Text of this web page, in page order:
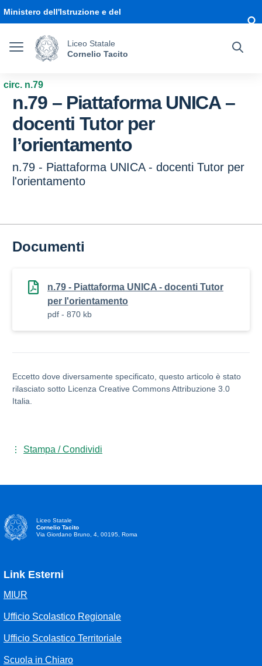
Ministero dell'Istruzione e del
Liceo Statale
Cornelio Tacito
circ. n.79
n.79 – Piattaforma UNICA –
docenti Tutor per
l’orientamento
n.79 - Piattaforma UNICA - docenti Tutor per
l'orientamento
Documenti
n.79 - Piattaforma UNICA - docenti Tutor
per l'orientamento
pdf - 870 kb
Eccetto dove diversamente specificato, questo articolo è stato
rilasciato sotto Licenza Creative Commons Attribuzione 3.0
Italia.
Stampa / Condividi
Liceo Statale
Cornelio Tacito
Via Giordano Bruno, 4, 00195, Roma
Link Esterni
MIUR
Ufficio Scolastico Regionale
Ufficio Scolastico Territoriale
Scuola in Chiaro